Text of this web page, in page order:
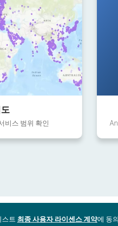
비스 범위 확인
트 최종 사용자 라이센스 계약에 동